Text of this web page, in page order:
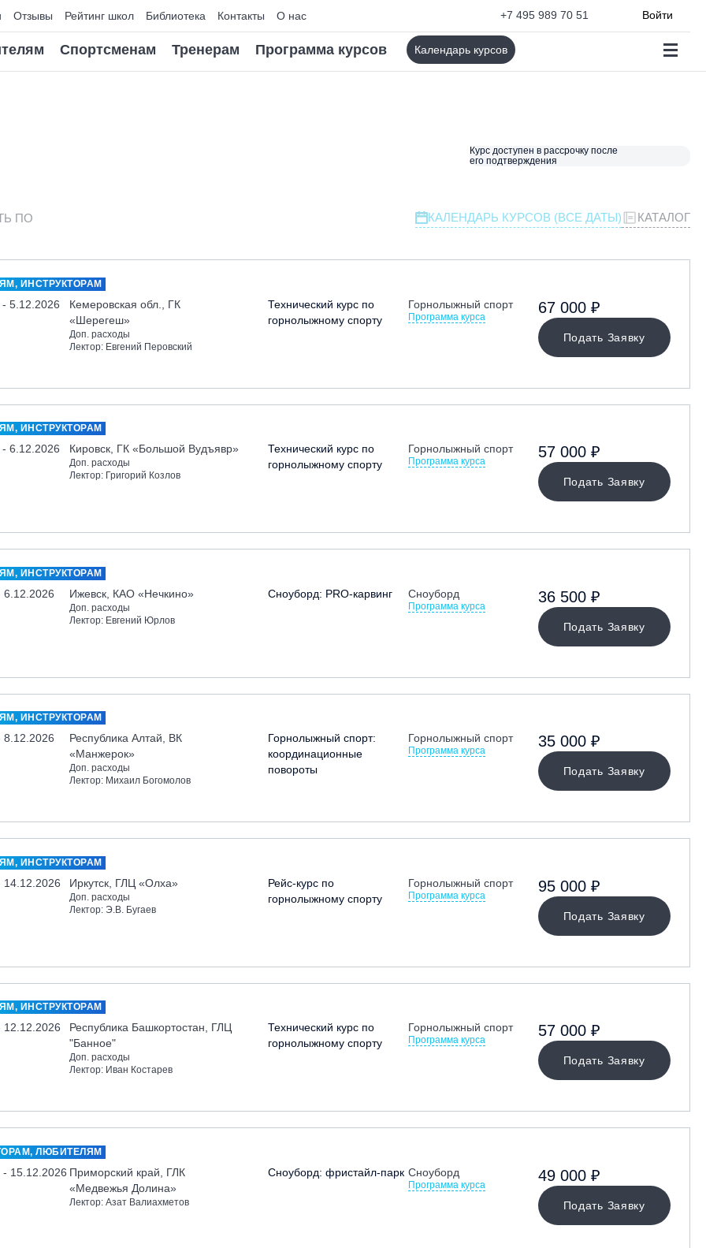
Отзывы Рейтинг школ Библиотека Контакты О нас +7 495 989 70 51 Войти
Спортсменам Тренерам Программа курсов Календарь курсов
Курс доступен в рассрочку после
его подтверждения
ПО КАЛЕНДАРЬ КУРСОВ (ВСЕ ДАТЫ) КАТАЛОГ
ИНСТРУКТОРАМ
5.12.2026
Кемеровская обл., ГК
«Шерегеш»
Доп. расходы
Лектор: Евгений Перовский
Технический курс по
горнолыжному спорту
Горнолыжный спорт
Программа курса
Подать Заявку
67 000 ₽
ИНСТРУКТОРАМ
6.12.2026 Кировск, ГК «Большой Вудъявр»
Доп. расходы
Лектор: Григорий Козлов
Технический курс по
горнолыжному спорту
Горнолыжный спорт
Программа курса
Подать Заявку
57 000 ₽
ИНСТРУКТОРАМ
6.12.2026 Ижевск, КАО «Нечкино»
Доп. расходы
Лектор: Евгений Юрлов
Сноуборд: PRO-карвинг Сноуборд
Программа курса
Подать Заявку
36 500 ₽
ИНСТРУКТОРАМ
8.12.2026
Республика Алтай, ВК
«Манжерок»
Доп. расходы
Лектор: Михаил Богомолов
Горнолыжный спорт:
координационные
повороты
Горнолыжный спорт
Программа курса
Подать Заявку
35 000 ₽
ИНСТРУКТОРАМ
14.12.2026 Иркутск, ГЛЦ «Олха»
Доп. расходы
Лектор: Э.В. Бугаев
Рейс-курс по
горнолыжному спорту
Горнолыжный спорт
Программа курса
Подать Заявку
95 000 ₽
ИНСТРУКТОРАМ
12.12.2026
Республика Башкортостан, ГЛЦ
"Банное"
Доп. расходы
Лектор: Иван Костарев
Технический курс по
горнолыжному спорту
Горнолыжный спорт
Программа курса
Подать Заявку
57 000 ₽
ЛЮБИТЕЛЯМ
- 15.12.2026 Приморский край, ГЛК
«Медвежья Долина»
Лектор: Азат Валиахметов
Сноуборд: фристайл-парк Сноуборд
Программа курса
Подать Заявку
49 000 ₽